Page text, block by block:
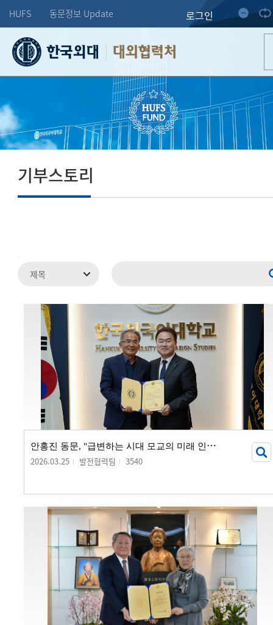
HUFS 동문정보 Update 로그인
대외협력처
기부스토리
안
홍진 동문, "급변하는 시대 모교의 미래 인재 양성에 보탬되길"...
2026.03.25 발전협력팀 3540